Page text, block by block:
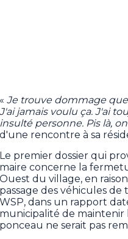
« Je trouve dommage
J'ai jamais voulu ça. J'ai
insulté personne. Pis là,
d'une rencontre à sa
Le premier dossier qui
maire concerne la
Ouest du village, en
passage des véhicules
WSP, dans un rapport
municipalité de
ponceau ne serait pas